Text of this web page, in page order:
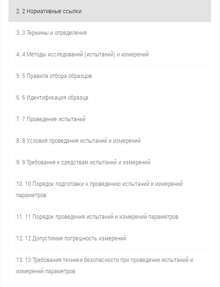
2. 2 Нормативные ссылки
3. 3 Термины и определения
4. 4 Методы исследований (испытаний) и измерений
5. 5 Правила отбора образцов
6. 6 Идентификация образца
7. 7 Проведение испытаний
8. 8 Условия проведения испытаний и измерений
9. 9 Требования к средствам испытаний и измерений
10. 10 Порядок подготовки к проведению испытаний и измерений
параметров
11. 11 Порядок проведения испытаний и измерений параметров
12. 12 Допустимая погрешность измерений
13. 13 Требования техники безопасности при проведении испытаний и
измерений параметров